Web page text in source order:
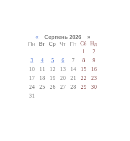
«Серпень 2026 »
Пн
Вт Ср Чт Пт Сб
Нд
1
2
3
4 5 6 7 8
9
10
11 12 13 14 15
16
17
18 19 20 21 22
23
24
25 26 27 28 29
30
31